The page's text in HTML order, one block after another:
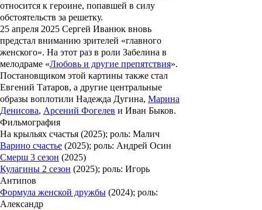
относится к героине, попавшей в силу
обстоятельств за решетку.
25 апреля 2025 Сергей Иванюк вновь
предстал вниманию зрителей «главного
женского». На этот раз в роли Забелина в
мелодраме «Любовь и другие препятствия».
Постановщиком этой картины также стал
Евгений Татаров, а другие центральные
образы воплотили Надежда Дугина, Марина
Денисова, Арсений Фогелев и Иван Быков.
Фильмография
На крыльях счастья (2025); роль: Малич
Варино счастье (2025); роль: Андрей Осин
Смерш 3 сезон (2025)
Кулагины 2 сезон (2025); роль: Игорь
Антипов
Формула женской дружбы (2024); роль:
Александр